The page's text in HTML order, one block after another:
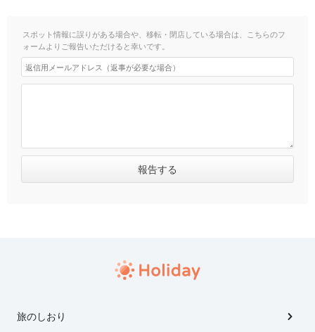
スポット情報に誤りがある場合や、移転・閉店している場合は、こちらのフ
ォームよりご報告いただけると幸いです。
旅のしおり